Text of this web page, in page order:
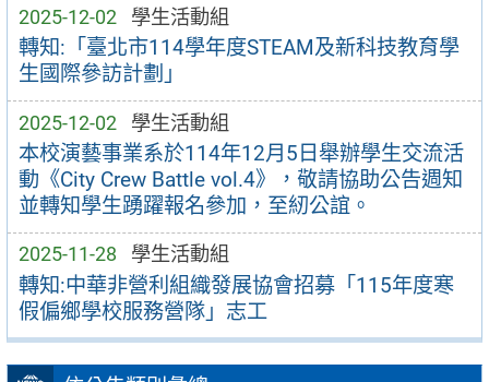
2025-12-02 學生活動組
轉知:「臺北市114學年度STEAM及新科技教育學
生國際參訪計劃」
2025-12-02 學生活動組
本校演藝事業系於114年12月5日舉辦學生交流活
動《City Crew Battle vol.4》，敬請協助公告週知
並轉知學生踴躍報名參加，至紉公誼。
2025-11-28 學生活動組
轉知:中華非營利組織發展協會招募「115年度寒
假偏鄉學校服務營隊」志工